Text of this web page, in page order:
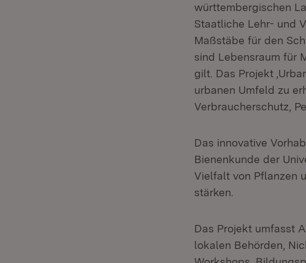
württembergischen
Staatliche Lehr- und
Maßstäbe für den
sind Lebensraum für
gilt. Das Projekt
urbanen Umfeld zu
Verbraucherschutz,
Das innovative
Bienenkunde der
Vielfalt von Pflanzen
stärken.
Das Projekt umfasst
lokalen Behörden,